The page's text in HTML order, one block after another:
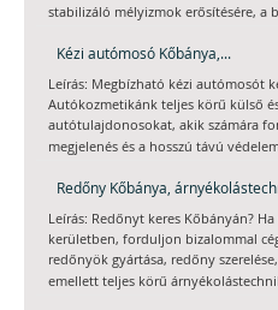
stabilizáló mélyizmok erősítésére, a
Kézi autómosó Kőbánya,...
Leírás: Megbízható kézi autómosót
Autókozmetikánk teljes körű külső
autótulajdonosokat, akik számára
megjelenés és a hosszú távú
Redőny Kőbánya,
Leírás: Redőnyt keres Kőbányán?
kerületben, forduljon bizalommal
redőnyök gyártása, redőny
emellett teljes körű